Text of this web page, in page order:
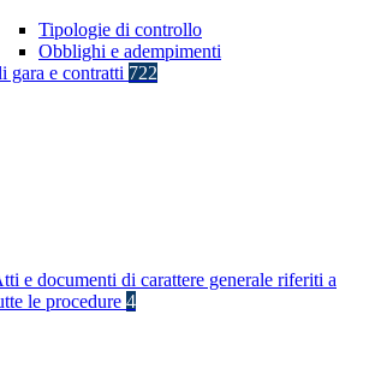
Tipologie di controllo
Obblighi e adempimenti
gara e contratti 722
e documenti di carattere generale riferiti a
le procedure 4